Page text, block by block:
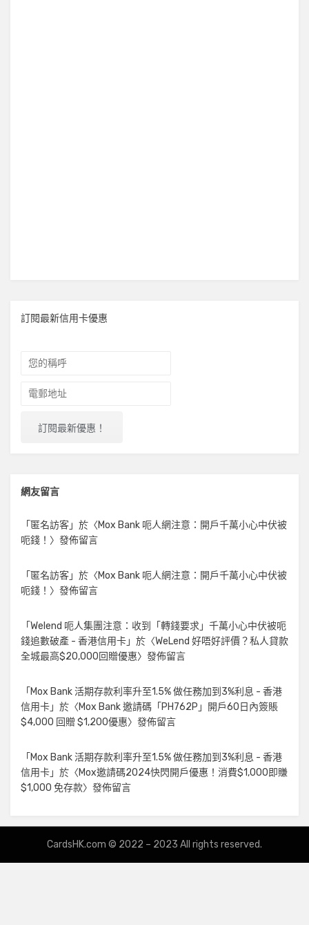
訂閱最新信用卡優惠
網友留言
「匿名訪客」於〈Mox Bank 呃人網注意：開戶千萬小心中伏被
呃錢！ 〉發佈留言
「匿名訪客」於〈Mox Bank 呃人網注意：開戶千萬小心中伏被
呃錢！ 〉發佈留言
「Welend 呃人集團注意：收到「轉錢要求」千萬小心中伏被呃
錢追數破產 - 香港信用卡」於〈WeLend 好唔好評價？私人貸款
全城最高$20,000回贈優惠〉發佈留言
「 Mox Bank 活期存款利率升至1.5% 做任務加到3%利息 - 香港
信用卡」於〈Mox Bank 邀請碼「PH762P」開戶60日內簽賬
$4,000 回贈 $1,200優惠〉發佈留言
「 Mox Bank 活期存款利率升至1.5% 做任務加到3%利息 - 香港
信用卡」於〈Mox邀請碼2024快閃開戶優惠！消費$1,000即賺
$1,000 免存款〉發佈留言
CardsHK.com © 2022 – 2023 All rights reserved.
Amphibious Theme byTemplatePocket ⋅Powered byWordPress